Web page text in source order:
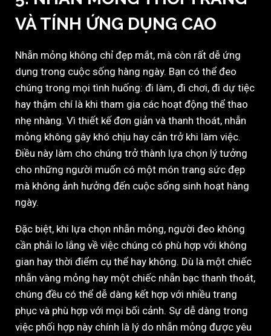
VÀ TÍNH ỨNG DỤNG CAO
Nhẫn mỏng không chỉ đẹp mắt, mà còn rất dễ ứng
dụng trong cuộc sống hàng ngày. Bạn có thể đeo
chúng trong mọi tình huống: đi làm, đi chơi, đi dự tiệc
hay thậm chí là khi tham gia các hoạt động thể thao
nhẹ nhàng. Vì thiết kế đơn giản và thanh thoát, nhẫn
mỏng không gây khó chịu hay cản trở khi làm việc.
Điều này làm cho chúng trở thành lựa chọn lý tưởng
cho những người muốn có một món trang sức đẹp
mà không ảnh hưởng đến cuộc sống sinh hoạt hàng
ngày.
Đặc biệt, khi lựa chọn nhẫn mỏng, người đeo không
cần phải lo lắng về việc chúng có phù hợp với không
gian hay thời điểm cụ thể hay không. Dù là một chiếc
nhẫn vàng mỏng hay một chiếc nhẫn bạc thanh thoát,
chúng đều có thể dễ dàng kết hợp với nhiều trang
phục và phù hợp với mọi bối cảnh. Sự dễ dàng trong
việc phối hợp này chính là lý do nhẫn mỏng được yêu